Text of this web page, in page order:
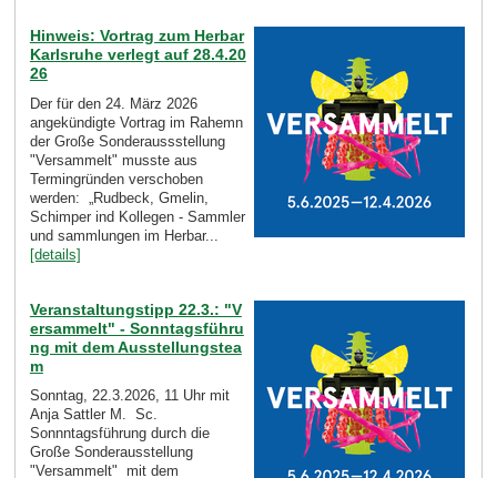
Hinweis: Vortrag zum Herbar
Karlsruhe verlegt auf 28.4.20
26
Der für den 24. März 2026
angekündigte Vortrag im Rahemn
der Große Sonderaussstellung
"Versammelt" musste aus
Termingründen verschoben
werden: „Rudbeck, Gmelin,
Schimper ind Kollegen - Sammler
und sammlungen im Herbar...
[details]
Veranstaltungstipp 22.3.: "V
ersammelt" - Sonntagsführu
ng mit dem Ausstellungstea
m
Sonntag, 22.3.2026, 11 Uhr mit
Anja Sattler M. Sc.
Sonnntagsführung durch die
Große Sonderausstellung
"Versammelt" mit dem